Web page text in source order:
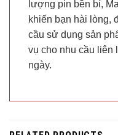
lượng pin bền bỉ,
khiến bạn hài lòng,
cầu sử dụng sản
vụ cho nhu cầu liên
ngày.